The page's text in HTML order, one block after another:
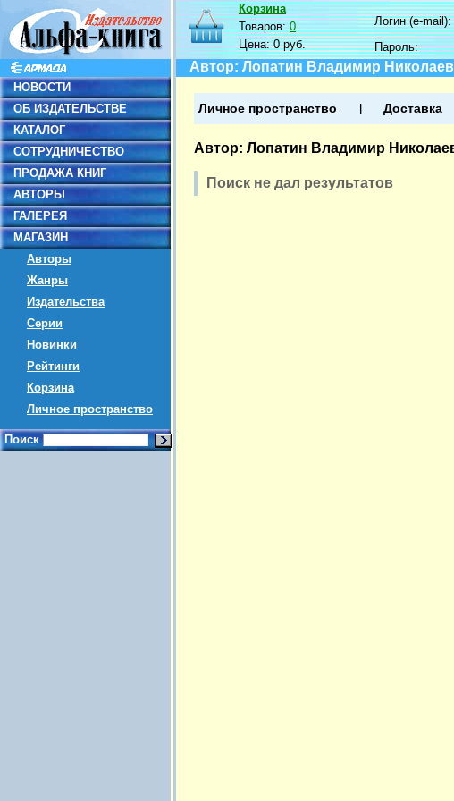
НОВОСТИ
ОБ ИЗДАТЕЛЬСТВЕ
КАТАЛОГ
СОТРУДНИЧЕСТВО
ПРОДАЖА КНИГ
АВТОРЫ
ГАЛЕРЕЯ
МАГАЗИН
Авторы
Жанры
Издательства
Серии
Новинки
Рейтинги
Корзина
Личное пространство
Поиск
Корзина
Товаров:0
Цена:0 руб.
Логин (e-mail):
Пароль:
Автор: Лопатин Владимир
Личное пространство Доставка
Автор: Лопатин Владимир
Поиск не дал результатов